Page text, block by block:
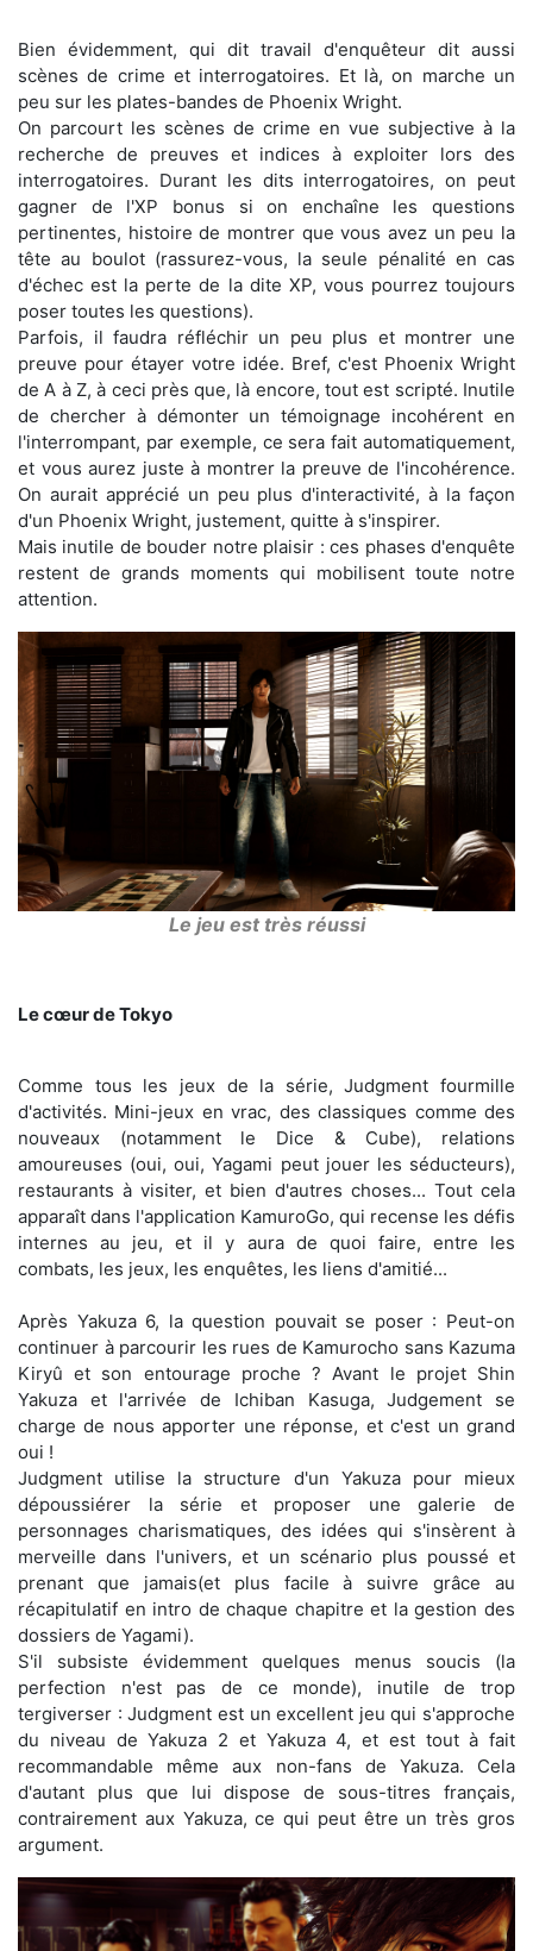
Bien évidemment, qui dit travail d'enquêteur dit aussi
scènes de crime et interrogatoires. Et là, on marche un
peu sur les plates-bandes de Phoenix Wright.
On parcourt les scènes de crime en vue subjective à la
recherche de preuves et indices à exploiter lors des
interrogatoires. Durant les dits interrogatoires, on peut
gagner de l'XP bonus si on enchaîne les questions
pertinentes, histoire de montrer que vous avez un peu la
tête au boulot (rassurez-vous, la seule pénalité en cas
d'échec est la perte de la dite XP, vous pourrez toujours
poser toutes les questions).
Parfois, il faudra réfléchir un peu plus et montrer une
preuve pour étayer votre idée. Bref, c'est Phoenix Wright
de A à Z, à ceci près que, là encore, tout est scripté. Inutile
de chercher à démonter un témoignage incohérent en
l'interrompant, par exemple, ce sera fait automatiquement,
et vous aurez juste à montrer la preuve de l'incohérence.
On aurait apprécié un peu plus d'interactivité, à la façon
d'un Phoenix Wright, justement, quitte à s'inspirer.
Mais inutile de bouder notre plaisir : ces phases d'enquête
restent de grands moments qui mobilisent toute notre
attention.
Le jeu est très réussi
Le cœur de Tokyo
Comme tous les jeux de la série, Judgment fourmille
d'activités. Mini-jeux en vrac, des classiques comme des
nouveaux (notamment le Dice & Cube), relations
amoureuses (oui, oui, Yagami peut jouer les séducteurs),
restaurants à visiter, et bien d'autres choses... Tout cela
apparaît dans l'application KamuroGo, qui recense les défis
internes au jeu, et il y aura de quoi faire, entre les
combats, les jeux, les enquêtes, les liens d'amitié...
Après Yakuza 6, la question pouvait se poser : Peut-on
continuer à parcourir les rues de Kamurocho sans Kazuma
Kiryû et son entourage proche ? Avant le projet Shin
Yakuza et l'arrivée de Ichiban Kasuga, Judgement se
charge de nous apporter une réponse, et c'est un grand
oui !
Judgment utilise la structure d'un Yakuza pour mieux
dépoussiérer la série et proposer une galerie de
personnages charismatiques, des idées qui s'insèrent à
merveille dans l'univers, et un scénario plus poussé et
prenant que jamais(et plus facile à suivre grâce au
récapitulatif en intro de chaque chapitre et la gestion des
dossiers de Yagami).
S'il subsiste évidemment quelques menus soucis (la
perfection n'est pas de ce monde), inutile de trop
tergiverser : Judgment est un excellent jeu qui s'approche
du niveau de Yakuza 2 et Yakuza 4, et est tout à fait
recommandable même aux non-fans de Yakuza. Cela
d'autant plus que lui dispose de sous-titres français,
contrairement aux Yakuza, ce qui peut être un très gros
argument.